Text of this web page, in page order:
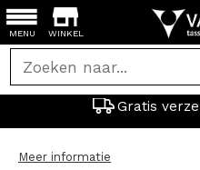
WINKEL
Gratis
MENU
Meer informatie